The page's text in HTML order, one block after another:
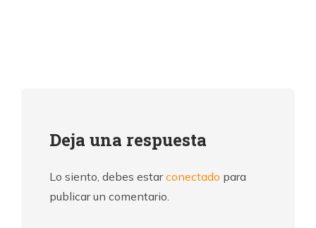
Deja una respuesta
Lo siento, debes estarconectado para
publicar un comentario.